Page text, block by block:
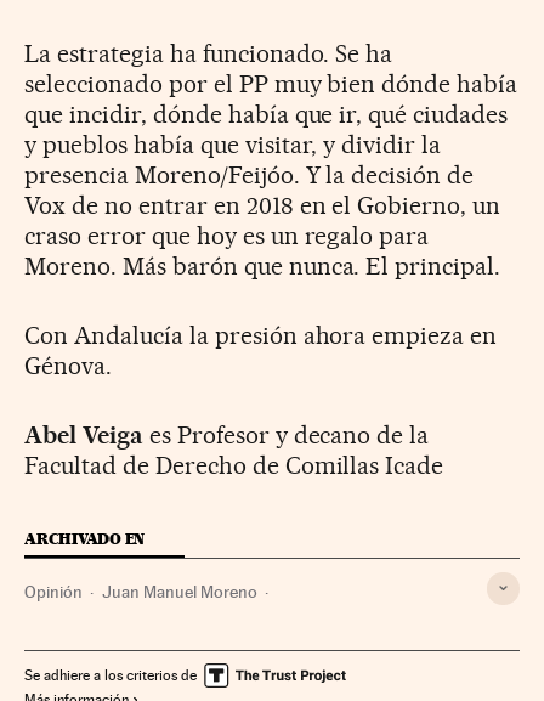
La estrategia ha funcionado. Se ha
seleccionado por el PP muy bien dónde había
que incidir, dónde había que ir, qué ciudades
y pueblos había que visitar, y dividir la
presencia Moreno/Feijóo. Y la decisión de
Vox de no entrar en 2018 en el Gobierno, un
craso error que hoy es un regalo para
Moreno. Más barón que nunca. El principal.
Con Andalucía la presión ahora empieza en
Génova.
Abel Veiga es Profesor y decano de la
Facultad de Derecho de Comillas Icade
ARCHIVADO EN
Opinión Juan Manuel Moreno
Elecciones autonómicas Coronavirus Covid-19
Se adhiere a los criterios de